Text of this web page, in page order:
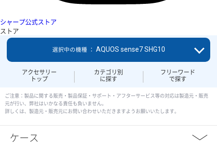
シャープ公式ストア
ストア
アクセサリー
トップ
カテゴリ別
に探す
フリーワード
で探す
選択中の機種 ： AQUOS sense7 SHG10
ご注意：製品に関する販売・製品保証・サポート・アフターサービス等の対応は製造元・販売
元が行い、弊社はいかなる責任も負いません。
詳しくは、製造元・販売元にお問い合わせいただきますようお願いいたします。
ケース